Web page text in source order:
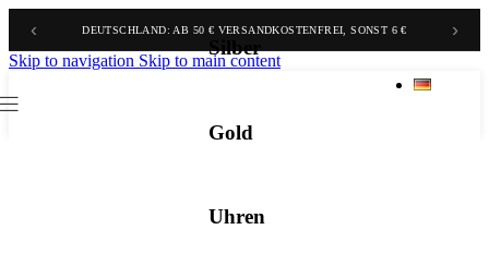
‹ DEUTSCHLAND: AB 50 € VERSANDKOSTENFREI, SONST 6 €
BELGIEN & NIEDERLANDE: AB 70 € GRATIS, SONST 9,90 € ›
Skip to navigation Skip to main content
Silber
Gold
Uhren